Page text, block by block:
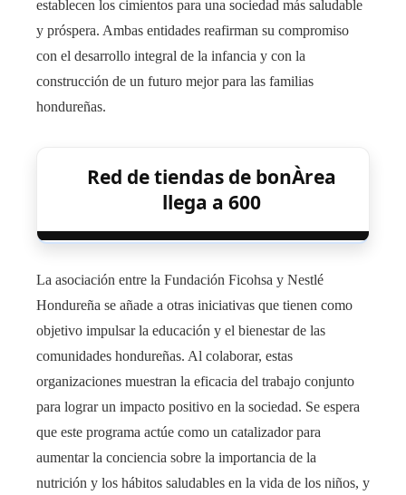
establecen los cimientos para una sociedad más saludable
y próspera. Ambas entidades reafirman su compromiso
con el desarrollo integral de la infancia y con la
construcción de un futuro mejor para las familias
hondureñas.
Red de tiendas de bonÀrea
llega a 600
La asociación entre la Fundación Ficohsa y Nestlé
Hondureña se añade a otras iniciativas que tienen como
objetivo impulsar la educación y el bienestar de las
comunidades hondureñas. Al colaborar, estas
organizaciones muestran la eficacia del trabajo conjunto
para lograr un impacto positivo en la sociedad. Se espera
que este programa actúe como un catalizador para
aumentar la conciencia sobre la importancia de la
nutrición y los hábitos saludables en la vida de los niños, y